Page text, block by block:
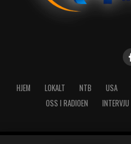
HJEM LOKALT NTB USA
OSS I RADIOEN
INTERVJU